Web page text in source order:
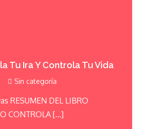
Tu Ira Y Controla Tu Vida
Sin categoría
RESUMEN DEL LIBRO
CONTROLA […]